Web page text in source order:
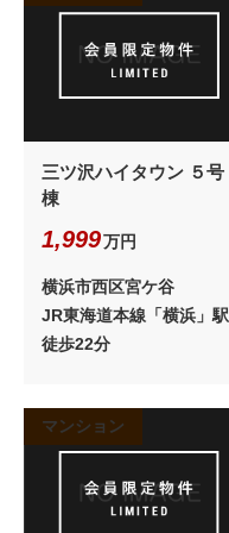
三ツ沢ハイタウン ５号
棟
1,999万円
横浜市西区宮ケ谷
JR東海道本線「横浜」駅
徒歩22分
マンション